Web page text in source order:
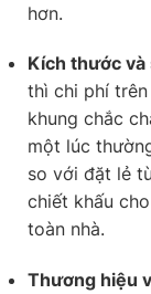
hơn.
Kích thước và
thì chi phí
khung chắc
một lúc
so với đặt lẻ
chiết khấu
toàn nhà.
Thương hiệu